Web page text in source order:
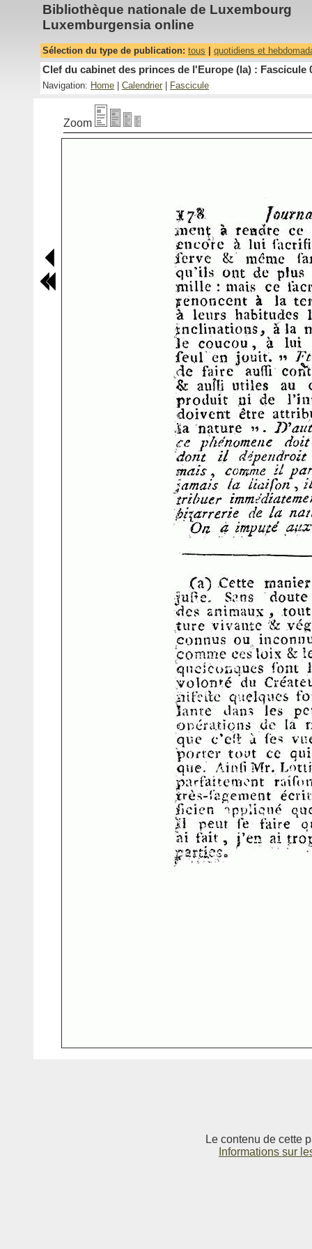
Bibliothèque nationale de Luxembourg
Luxemburgensia online
Sélection du type de publication: tous quotidiens et
Clef du cabinet des princes de l'Europe (la) : Fascicule
Navigation: Home Calendrier Fascicule
Zoom
Le contenu de cette
Informations sur